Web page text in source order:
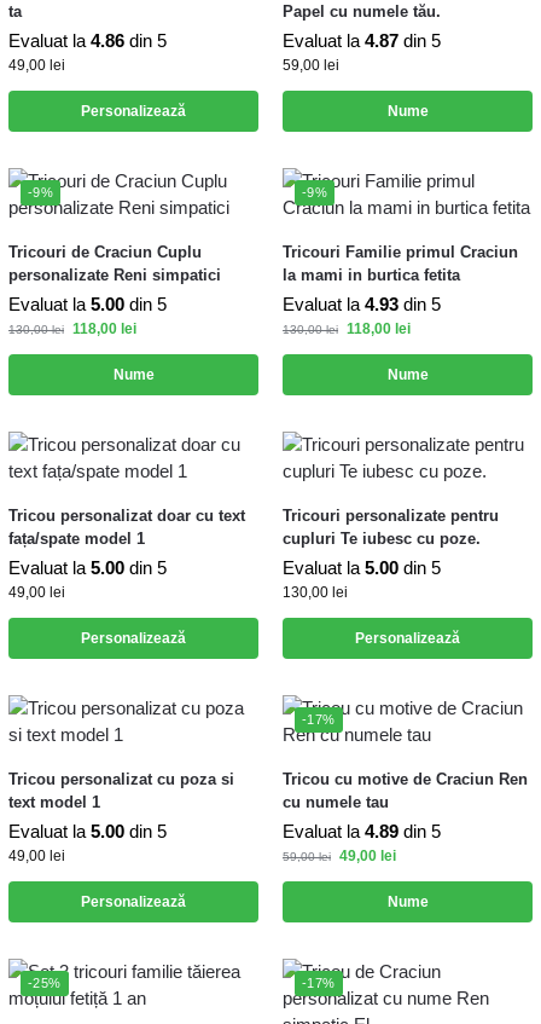
ta
Evaluat la 4.86 din 5
49,00 lei
Personalizează
Papel cu numele tău.
Evaluat la 4.87 din 5
59,00 lei
Nume
-9%
Tricouri de Craciun Cuplu
personalizate Reni simpatici
Evaluat la 5.00 din 5
130,00lei 118,00 lei
Nume
-9%
Tricouri Familie primul Craciun
la mami in burtica fetita
Evaluat la 4.93 din 5
130,00lei 118,00 lei
Nume
Tricou personalizat doar cu text
fața/spate model 1
Evaluat la 5.00 din 5
49,00 lei
Personalizează
Tricouri personalizate pentru
cupluri Te iubesc cu poze.
Evaluat la 5.00 din 5
130,00 lei
Personalizează
Tricou personalizat cu poza si
text model 1
Evaluat la 5.00 din 5
49,00 lei
Personalizează
-17%
Tricou cu motive de Craciun Ren
cu numele tau
Evaluat la 4.89 din 5
59,00lei 49,00 lei
Nume
-25% -17%